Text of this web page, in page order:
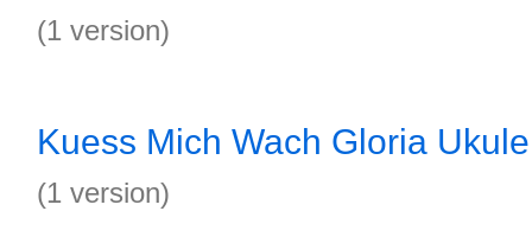
(1 version)
Kuess Mich Wach Gloria
(1 version)